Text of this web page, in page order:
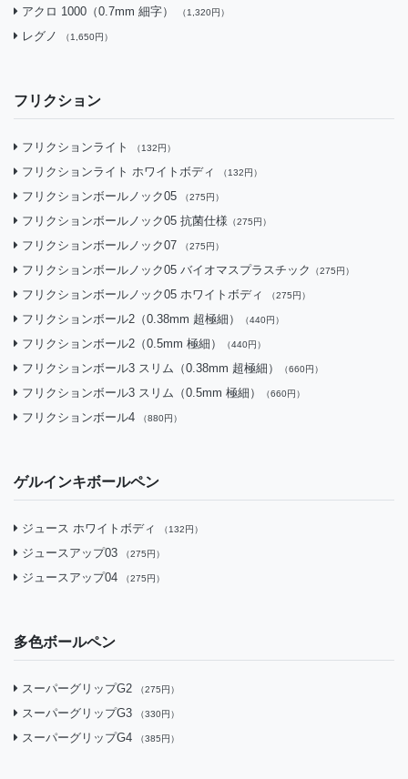
アクロ 1000（0.7mm 細字） （1,320円）
レグノ （1,650円）
フリクション
フリクションライト （132円）
フリクションライト ホワイトボディ （132円）
フリクションボールノック05 （275円）
フリクションボールノック05 抗菌仕様 （275円）
フリクションボールノック07 （275円）
フリクションボールノック05 バイオマスプラスチック （275円）
フリクションボールノック05 ホワイトボディ （275円）
フリクションボール2（0.38mm 超極細） （440円）
フリクションボール2（0.5mm 極細） （440円）
フリクションボール3 スリム（0.38mm 超極細） （660円）
フリクションボール3 スリム（0.5mm 極細） （660円）
フリクションボール4 （880円）
ゲルインキボールペン
ジュース ホワイトボディ （132円）
ジュースアップ03 （275円）
ジュースアップ04 （275円）
多色ボールペン
スーパーグリップG2 （275円）
スーパーグリップG3 （330円）
スーパーグリップG4 （385円）